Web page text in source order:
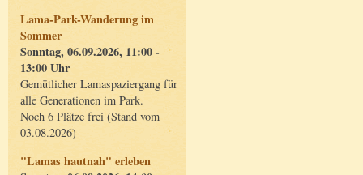
Lama-Park-Wanderung im
Sommer
Sonntag, 06.09.2026, 11:00 -
13:00 Uhr
Gemütlicher Lamaspaziergang für
alle Generationen im Park.
Noch 6 Plätze frei (Stand vom
03.08.2026)
"Lamas hautnah" erleben